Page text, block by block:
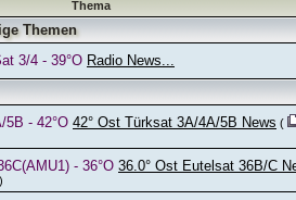
Thema
Themen
3/4 - 39°O Radio News...
5B - 42°O 42° Ost Türksat 3A/4A/5B News (
- 36°O 36.0° Ost Eutelsat 36B/C
)